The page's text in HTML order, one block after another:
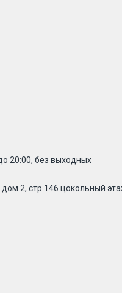
20:00, без выходных
2, стр 146 цокольный